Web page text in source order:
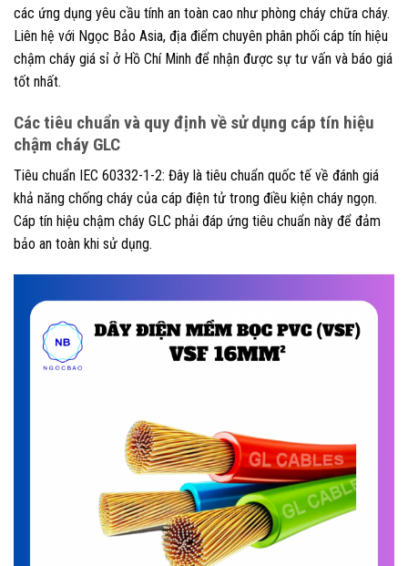
các ứng dụng yêu cầu tính an toàn cao như phòng cháy chữa cháy.
Liên hệ với Ngọc Bảo Asia, địa điểm chuyên phân phối cáp tín hiệu
chậm cháy giá sỉ ở Hồ Chí Minh để nhận được sự tư vấn và báo giá
tốt nhất.
Các tiêu chuẩn và quy định về sử dụng cáp tín hiệu
chậm cháy GLC
Tiêu chuẩn IEC 60332-1-2: Đây là tiêu chuẩn quốc tế về đánh giá
khả năng chống cháy của cáp điện tử trong điều kiện cháy ngọn.
Cáp tín hiệu chậm cháy GLC phải đáp ứng tiêu chuẩn này để đảm
bảo an toàn khi sử dụng.